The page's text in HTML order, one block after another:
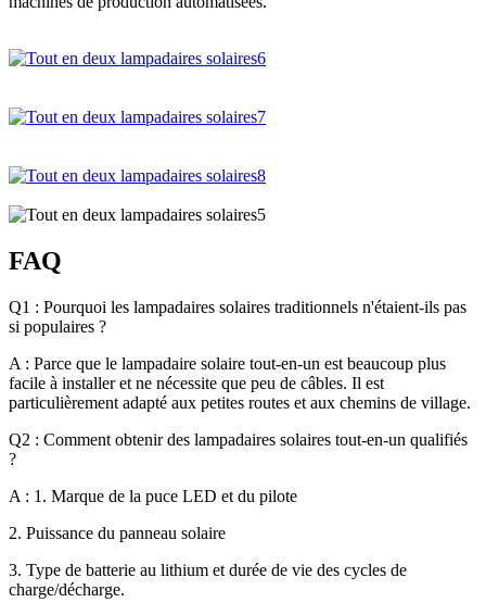
FAQ
Q1 : Pourquoi les lampadaires solaires traditionnels n'étaient-ils pas
si populaires ?
A : Parce que le lampadaire solaire tout-en-un est beaucoup plus
facile à installer et ne nécessite que peu de câbles. Il est
particulièrement adapté aux petites routes et aux chemins de village.
Q2 : Comment obtenir des lampadaires solaires tout-en-un qualifiés
?
A : 1. Marque de la puce LED et du pilote
2. Puissance du panneau solaire
3. Type de batterie au lithium et durée de vie des cycles de
charge/décharge.